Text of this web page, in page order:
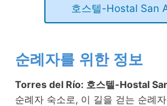
호스텔-Hostal San
순례자를 위한 정보
Torres del Río: 호스텔-Hostal
순례자 숙소로, 이 길을 걷는 순례